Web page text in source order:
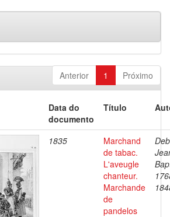
Anterior 1 Próximo
Data do
documento
Título
1835
Marchand
de tabac.
L'aveugle
chanteur.
Marchande
de
pandelos